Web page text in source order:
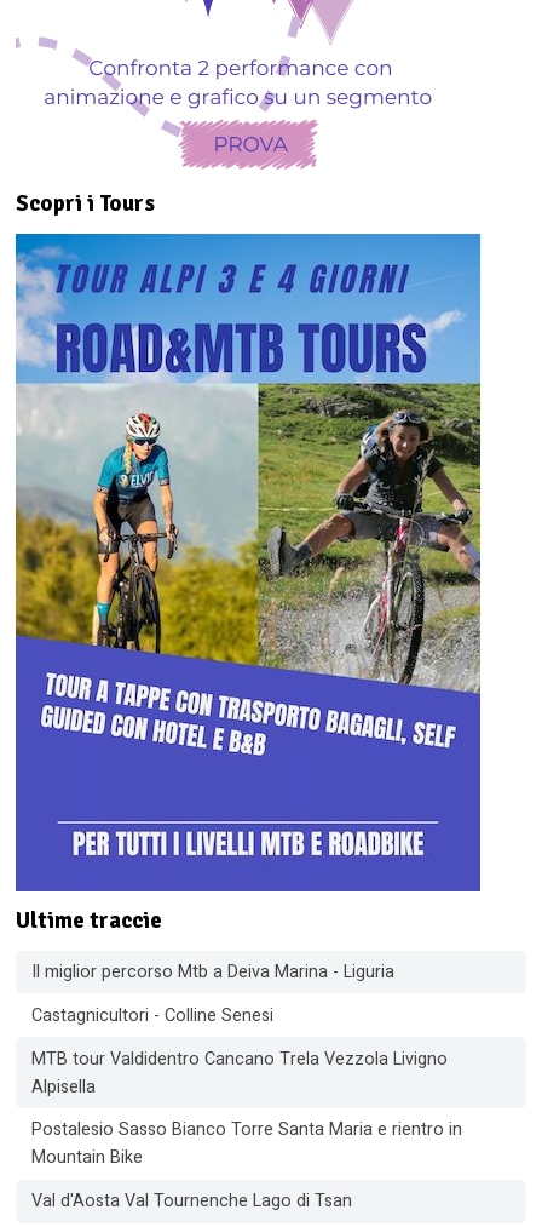
Scopri i Tours
Ultime traccie
Il miglior percorso Mtb a Deiva Marina - Liguria
Castagnicultori - Colline Senesi
MTB tour Valdidentro Cancano Trela Vezzola Livigno
Alpisella
Postalesio Sasso Bianco Torre Santa Maria e rientro in
Mountain Bike
Val d'Aosta Val Tournenche Lago di Tsan